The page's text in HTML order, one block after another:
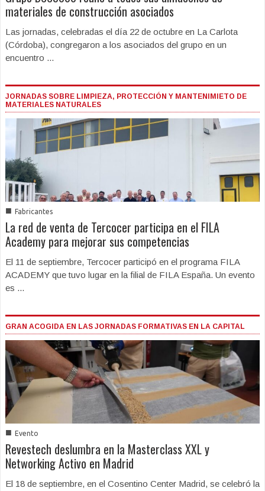
materiales de construcción asociados
Las jornadas, celebradas el día 22 de octubre en La Carlota
(Córdoba), congregaron a los asociados del grupo en un
encuentro ...
JORNADAS SOBRE LIMPIEZA, PROTECCIÓN Y MANTENIMIETO DE
MATERIALES NATURALES
■ Fabricantes
La red de venta de Tercocer participa en el FILA
Academy para mejorar sus competencias
El 11 de septiembre, Tercocer participó en el programa FILA
ACADEMY que tuvo lugar en la filial de FILA España. Un evento
es ...
GRAN ACOGIDA EN LAS JORNADAS FORMATIVAS EN LA CAPITAL
■ Evento
Revestech deslumbra en la Masterclass XXL y
Networking Activo en Madrid
El 18 de septiembre, en el Cosentino Center Madrid, se celebró la